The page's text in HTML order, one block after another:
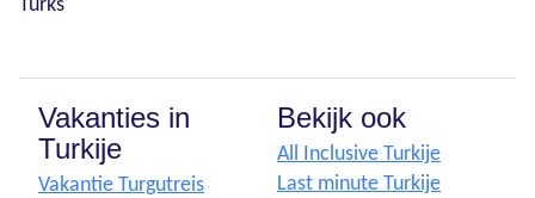
Turks
Vakanties in
Turkije
Vakantie Turgutreis
Bekijk ook
All Inclusive Turkije
Last minute Turkije